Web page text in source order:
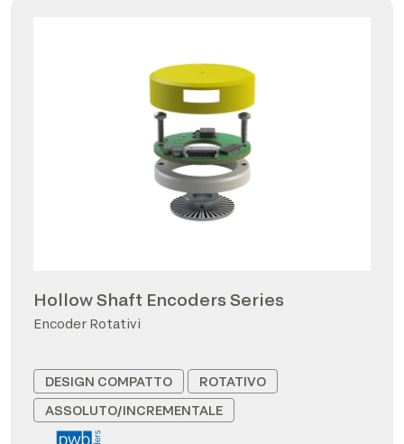
Hollow Shaft Encoders Series
Encoder Rotativi
DESIGN COMPATTO
ROTATIVO
ASSOLUTO/INCREMENTALE